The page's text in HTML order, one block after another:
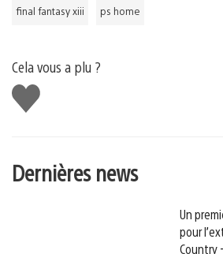
final fantasy xiii ps home
Cela vous a plu ?
J'aime
Dernières news
Un
pour
Country